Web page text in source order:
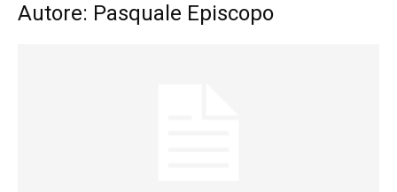
Autore: Pasquale Episcopo